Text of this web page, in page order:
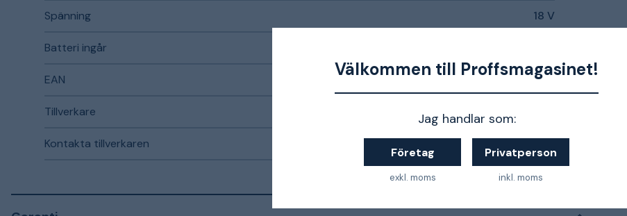
Välkommen till Proffsmagasinet!
Jag handlar som:
Företag
exkl. moms
Privatperson
inkl. moms
Spänning 18 V
Batteri ingår
EAN 4892210236784
Tillverkare
Kontakta tillverkaren